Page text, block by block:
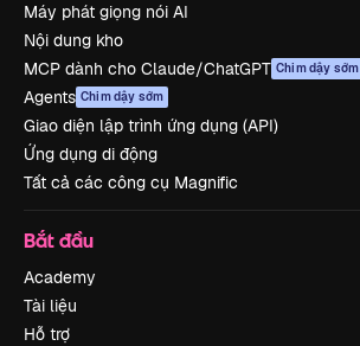
Máy phát giọng nói AI
Nội dung kho
MCP dành cho Claude/ChatGPT Chim dậy sớm
Agents Chim dậy sớm
Giao diện lập trình ứng dụng (API)
Ứng dụng di động
Tất cả các công cụ Magnific
Bắt đầu
Academy
Tài liệu
Hỗ trợ